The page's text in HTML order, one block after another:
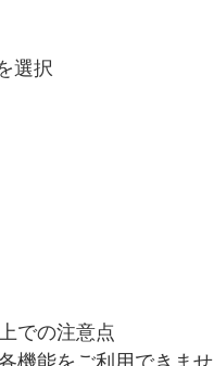
選択
での注意点